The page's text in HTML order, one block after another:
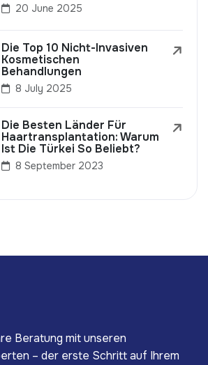
20 June 2025
Die Top 10 Nicht-Invasiven
Kosmetischen
Behandlungen
8 July 2025
Die Besten Länder Für
Haartransplantation: Warum
Ist Die Türkei So Beliebt?
8 September 2023
Beratung mit unseren
– der erste Schritt auf Ihrem